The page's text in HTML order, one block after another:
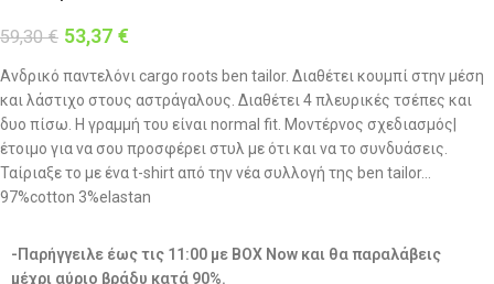
59,30€ 53,37 €
Ανδρικό παντελόνι cargo roots ben tailor. Διαθέτει κουμπί στην μέση
και λάστιχο στους αστράγαλους. Διαθέτει 4 πλευρικές τσέπες και
δυο πίσω. Η γραμμή του είναι normal fit. Μοντέρνος σχεδιασμός|
έτοιμο για να σου προσφέρει στυλ με ότι και να το συνδυάσεις.
Ταίριαξε το με ένα t-shirt από την νέα συλλογή της ben tailor…
97%cotton 3%elastan
-Παρήγγειλε έως τις 11:00 με BOX Now και θα παραλάβεις
μέχρι αύριο βράδυ κατά 90%.